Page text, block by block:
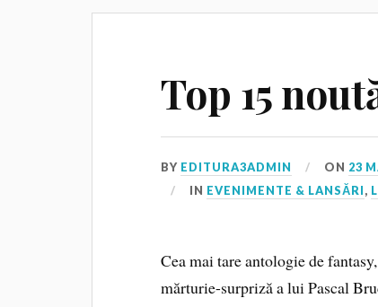
Top 15
BY EDITURA3ADMIN ON 23
IN EVENIMENTE & LANSĂRI,
Cea mai tare antologie de
mărturie-surpriză a lui Pascal